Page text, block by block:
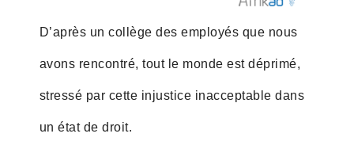
D’après un collège des employés que nous
avons rencontré, tout le monde est déprimé,
stressé par cette injustice inacceptable dans
un état de droit.